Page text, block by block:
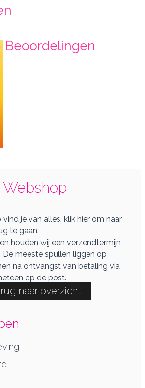
Beoordelingen
Webshop
je van alles, klik hier om naar
te gaan.
houden wij een verzendtermijn
De meeste spullen liggen op
na ontvangst van betaling via
op de post.
naar overzicht